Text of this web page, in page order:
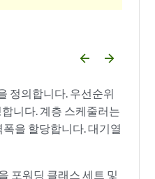
arrow_backward arrow_forward
정의합니다. 우선순위
니다. 계층 스케줄러는
을 할당합니다. 대기열
포워딩 클래스 세트 및